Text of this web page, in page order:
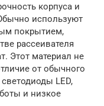
корпуса и
используют
покрытием,
рассеивателя
Этот материал не
от обычного
LED,
и низкое